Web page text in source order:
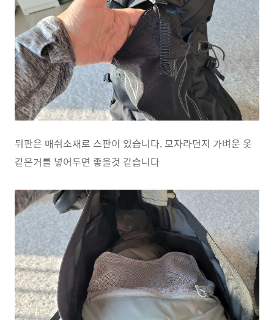
뒤판은 매쉬소재로 스판이 있습니다. 모자라던지 가벼운 옷
같은거를 넣어두면 좋을것 같습니다